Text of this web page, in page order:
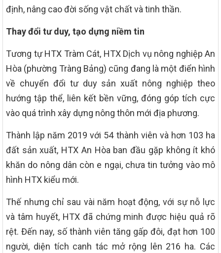
định, nâng cao đời sống vật chất và tinh thần.
Thay đổi tư duy, tạo dựng niềm tin
Tương tự HTX Tràm Cát, HTX Dịch vụ nông nghiệp An
Hòa (phường Tràng Bảng) cũng đang là một điển hình
về chuyển đổi tư duy sản xuất nông nghiệp theo
hướng tập thể, liên kết bền vững, đóng góp tích cực
vào quá trình xây dựng nông thôn mới địa phương.
Thành lập năm 2019 với 54 thành viên và hơn 103 ha
đất sản xuất, HTX An Hòa ban đầu gặp không ít khó
khăn do nông dân còn e ngại, chưa tin tưởng vào mô
hình HTX kiểu mới.
Thế nhưng chỉ sau vài năm hoạt động, với sự nỗ lực
và tâm huyết, HTX đã chứng minh được hiệu quả rõ
rệt. Đến nay, số thành viên tăng gấp đôi, đạt hơn 100
người, diện tích canh tác mở rộng lên 216 ha. Các